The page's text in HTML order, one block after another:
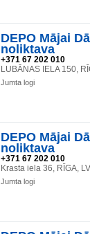
DEPO Mājai
noliktava
+371 67 202 010
LUBĀNAS IELA 150,
Jumta logi
DEPO Mājai
noliktava
+371 67 202 010
Krasta iela 36, RĪGA,
Jumta logi